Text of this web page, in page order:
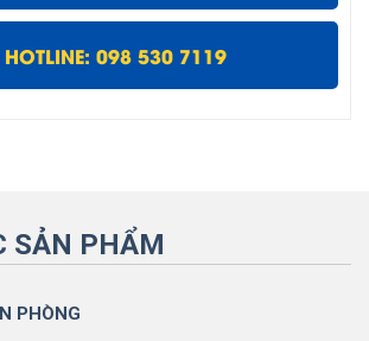
HOTLINE: 098 530 7119
SẢN PHẨM
PHÒNG